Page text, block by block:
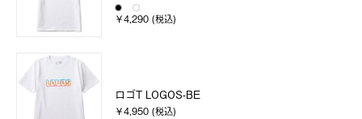
￥4,290 (税込)
ロゴT LOGOS-BE
￥4,950 (税込)